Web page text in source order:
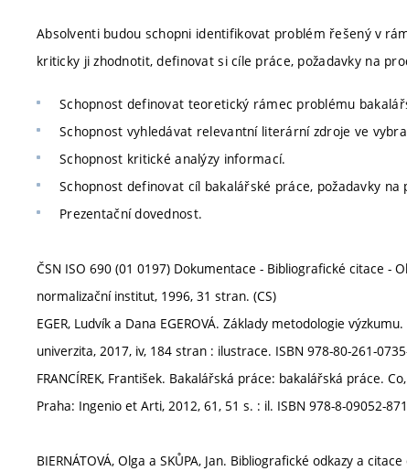
Absolventi budou schopni identifikovat problém řešený v
kriticky ji zhodnotit, definovat si cíle práce, požadavky na
Schopnost definovat teoretický rámec problému
Schopnost vyhledávat relevantní literární zdroje ve
Schopnost kritické analýzy informací.
Schopnost definovat cíl bakalářské práce, požadavky
Prezentační dovednost.
ČSN ISO 690 (01 0197) Dokumentace - Bibliografické citace -
normalizační institut, 1996, 31 stran. (CS)
EGER, Ludvík a Dana EGEROVÁ. Základy metodologie
univerzita, 2017, iv, 184 stran : ilustrace. ISBN 978-80-261-
FRANCÍREK, František. Bakalářská práce: bakalářská práce.
Praha: Ingenio et Arti, 2012, 61, 51 s. : il. ISBN 978-8-09052-
BIERNÁTOVÁ, Olga a SKŮPA, Jan. Bibliografické odkazy a